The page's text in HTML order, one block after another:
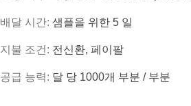
배달 시간: 샘플을 위한 5 일
지불 조건: 전신환, 페이팔
공급 능력: 달 당 1000개 부분 / 부분